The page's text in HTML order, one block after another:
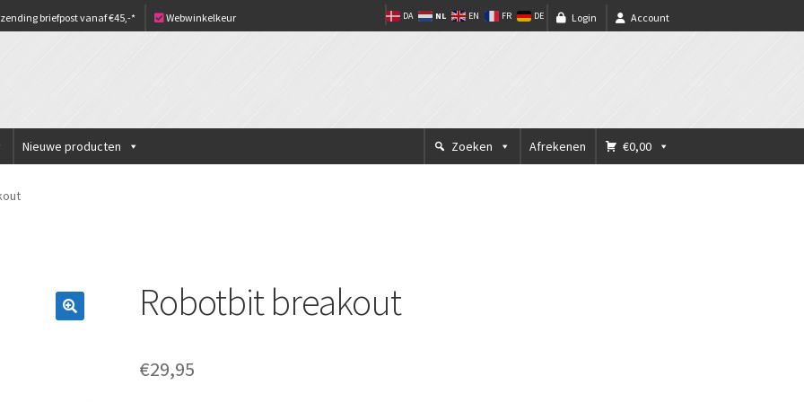
briefpost vanaf €45,-* Webwinkelkeur Account
Login
DA NL EN FR DE
Nieuwe producten €0,00
Afrekenen
Zoeken
Robotbit breakout
€29,95